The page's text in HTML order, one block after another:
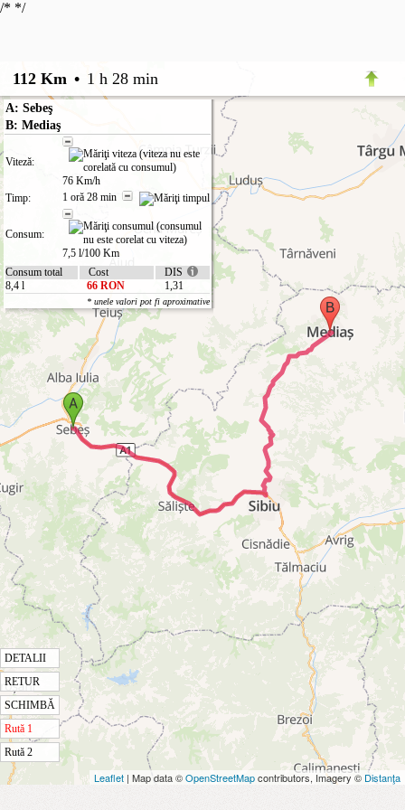
/* */
112 Km • 1 h 28 min
DETALII
RETUR
SCHIMBĂ
Rută 1
Rută 2
A: Sebeş
B: Mediaş
Viteză:
76 Km/h
Timp:
1 oră 28 min
Consum:
7,5 l/100 Km
Consum total
Cost
DIS
8,4 l
66 RON 1,31
* unele valori pot fi aproximative